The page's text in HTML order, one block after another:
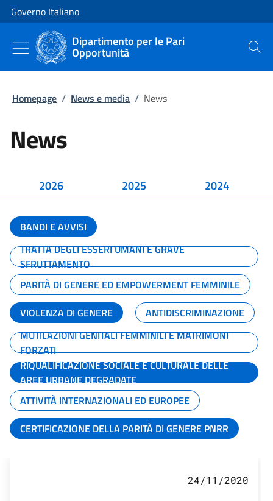
Vai al contenuto
Vai alla navigazione del sito
Governo Italiano
Dipartimento per le Pari
Opportunità Cerca
Homepage / News e media / News
News
2026 2025 2024
BANDI E AVVISI
TRATTA DEGLI ESSERI UMANI E GRAVE
SFRUTTAMENTO
PARITÀ DI GENERE ED EMPOWERMENT FEMMINILE
VIOLENZA DI GENERE
ANTIDISCRIMINAZIONE
MUTILAZIONI GENITALI FEMMINILI E MATRIMONI
FORZATI
RIQUALIFICAZIONE SOCIALE E CULTURALE DELLE
AREE URBANE DEGRADATE
ATTIVITÀ INTERNAZIONALI ED EUROPEE
CERTIFICAZIONE DELLA PARITÀ DI GENERE PNRR
24/11/2020